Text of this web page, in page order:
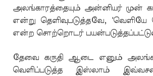
அலங்காரத்தையும் அன்னியர் முன்
என்று தெளிவுபடுத்தவே, 'வெளியே
என்ற சொற்றொடர்
தேவை கருதி ஆடை எனும்
வெளிப்படுத்த இஸ்லாம்